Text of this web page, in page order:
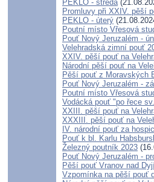
PEKLO - středa
Promluvy při XXIV. pěší
PEKLO - úterý
Poutní místo Vřesová
Pouť Nový Jeruzalém -
Velehradská zimní pouť
XXIV. pěší pouť na
Národní pěší pouť na
Pěší pouť z Moravských
Pouť Nový Jeruzalém -
Poutní místo Vřesová
Vodácká pouť "po řece
XXIII. pěší pouť na
XXXIII. pěší pouť na
IV. národní pouť za
Pouť k bl. Karlu
Železný poutník 2023
Pouť Nový Jeruzalém -
Pěší pouť Vranov nad
Vzpomínka na pěší pouť